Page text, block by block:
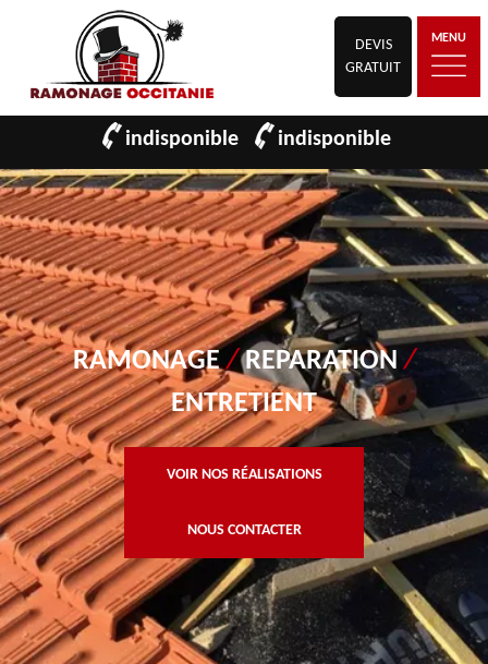
DEVIS
GRATUIT
MENU
indisponible indisponible
RAMONAGE/REPARATION/
ENTRETIENT
VOIR NOS RÉALISATIONS
NOUS CONTACTER